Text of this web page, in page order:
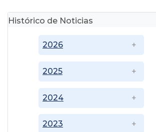
Histórico de Noticias
2023
2024
2025
2026